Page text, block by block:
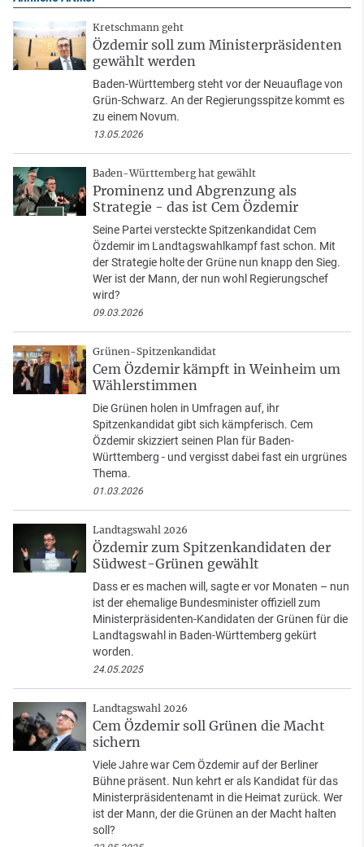
Kretschmann geht
Özdemir soll zum Ministerpräsidenten
gewählt werden
Baden-Württemberg steht vor der Neuauflage von
Grün-Schwarz. An der Regierungsspitze kommt es
zu einem Novum.
13.05.2026
Baden-Württemberg hat gewählt
Prominenz und Abgrenzung als
Strategie - das ist Cem Özdemir
Seine Partei versteckte Spitzenkandidat Cem
Özdemir im Landtagswahlkampf fast schon. Mit
der Strategie holte der Grüne nun knapp den Sieg.
Wer ist der Mann, der nun wohl Regierungschef
wird?
09.03.2026
Grünen-Spitzenkandidat
Cem Özdemir kämpft in Weinheim um
Wählerstimmen
Die Grünen holen in Umfragen auf, ihr
Spitzenkandidat gibt sich kämpferisch. Cem
Özdemir skizziert seinen Plan für Baden-
Württemberg - und vergisst dabei fast ein urgrünes
Thema.
01.03.2026
Landtagswahl 2026
Özdemir zum Spitzenkandidaten der
Südwest-Grünen gewählt
Dass er es machen will, sagte er vor Monaten – nun
ist der ehemalige Bundesminister offiziell zum
Ministerpräsidenten-Kandidaten der Grünen für die
Landtagswahl in Baden-Württemberg gekürt
worden.
24.05.2025
Landtagswahl 2026
Cem Özdemir soll Grünen die Macht
sichern
Viele Jahre war Cem Özdemir auf der Berliner
Bühne präsent. Nun kehrt er als Kandidat für das
Ministerpräsidentenamt in die Heimat zurück. Wer
ist der Mann, der die Grünen an der Macht halten
soll?